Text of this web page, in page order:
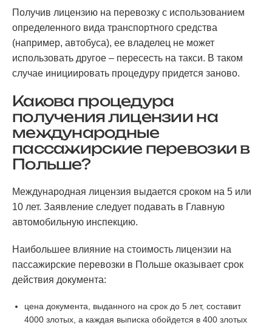
Получив лицензию на перевозку с использованием
определенного вида транспортного средства
(например, автобуса), ее владелец не может
использовать другое – пересесть на такси. В таком
случае инициировать процедуру придется заново.
Какова процедура
получения лицензии на
международные
пассажирские перевозки в
Польше?
Международная лицензия выдается сроком на 5 или
10 лет. Заявление следует подавать в Главную
автомобильную инспекцию.
Наибольшее влияние на стоимость лицензии на
пассажирские перевозки в Польше оказывает срок
действия документа:
цена документа, выданного на срок до 5 лет, составит
4000 злотых, а каждая выписка обойдется в 400 злотых